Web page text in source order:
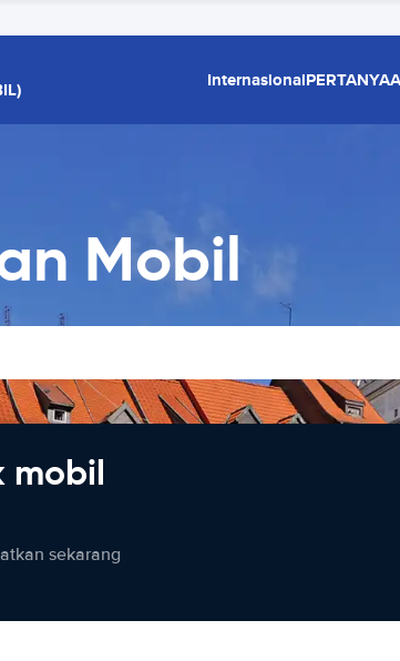
Internasional
Mobil
mobil
sekarang